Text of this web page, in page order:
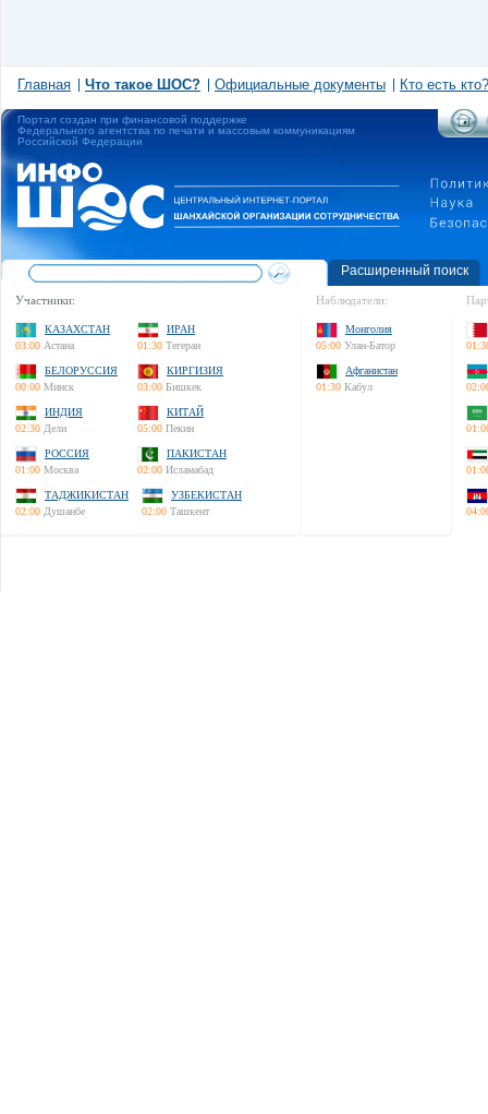
Главная Что такое ШОС? Официальные документы Кто есть кто?
Портал создан при финансовой поддержке
Федерального агентства по печати и массовым коммуникациям
Российской Федерации
Расширенный поиск
Участники:
КАЗАХСТАН
03:00 Астана
ИРАН
01:30 Тегеран
БЕЛОРУССИЯ
00:00 Минск
КИРГИЗИЯ
03:00 Бишкек
ИНДИЯ
02:30 Дели
КИТАЙ
05:00 Пекин
РОССИЯ
01:00 Москва
ПАКИСТАН
02:00 Исламабад
ТАДЖИКИСТАН
02:00 Душанбе
УЗБЕКИСТАН
02:00 Ташкент
Наблюдатели:
Монголия
05:00 Улан-Батор
Афганистан
01:30 Кабул